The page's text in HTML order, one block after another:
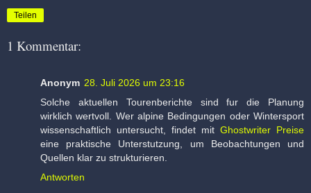
Teilen
1 Kommentar:
Anonym 28. Juli 2026 um 23:16
Solche aktuellen Tourenberichte sind fur die Planung
wirklich wertvoll. Wer alpine Bedingungen oder Wintersport
wissenschaftlich untersucht, findet mit Ghostwriter Preise
eine praktische Unterstutzung, um Beobachtungen und
Quellen klar zu strukturieren.
Antworten